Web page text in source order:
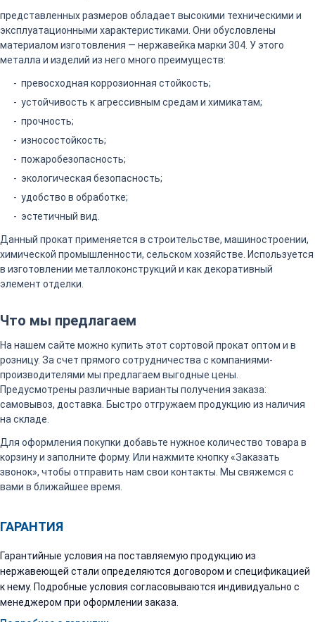
представленных размеров обладает высокими техническими и
эксплуатационными характеристиками. Они обусловлены
материалом изготовления — нержавейка марки 304. У этого
металла и изделий из него много преимуществ:
превосходная коррозионная стойкость;
устойчивость к агрессивным средам и химикатам;
прочность;
износостойкость;
пожаробезопасность;
экологическая безопасность;
удобство в обработке;
эстетичный вид.
Данный прокат применяется в строительстве, машиностроении,
химической промышленности, сельском хозяйстве. Используется
в изготовлении металлоконструкций и как декоративный
элемент отделки.
Что мы предлагаем
На нашем сайте можно купить этот сортовой прокат оптом и в
розницу. За счет прямого сотрудничества с компаниями-
производителями мы предлагаем выгодные цены.
Предусмотрены различные варианты получения заказа:
самовывоз, доставка. Быстро отгружаем продукцию из наличия
на складе.
Для оформления покупки добавьте нужное количество товара в
корзину и заполните форму. Или нажмите кнопку «Заказать
звонок», чтобы отправить нам свои контакты. Мы свяжемся с
вами в ближайшее время.
ГАРАНТИЯ
Гарантийные условия на поставляемую продукцию из
нержавеющей стали определяются договором и спецификацией
к нему. Подробные условия согласовываются индивидуально с
менеджером при оформлении заказа.